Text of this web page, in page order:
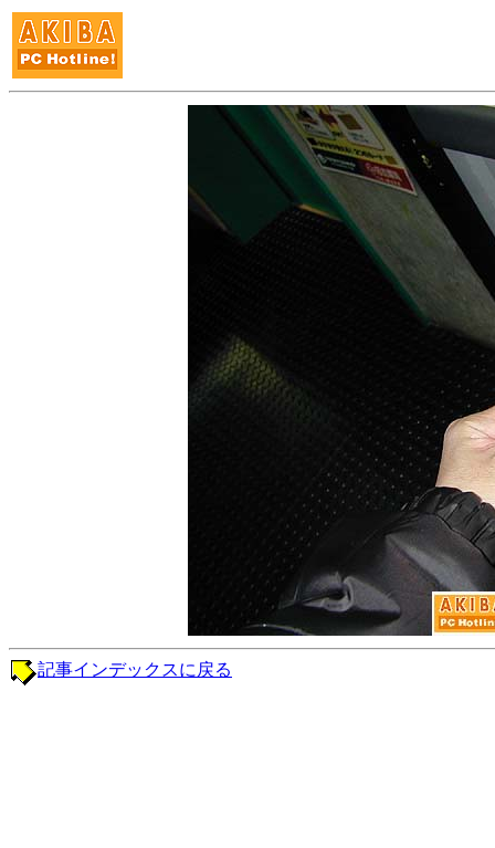
記事インデックスに戻る